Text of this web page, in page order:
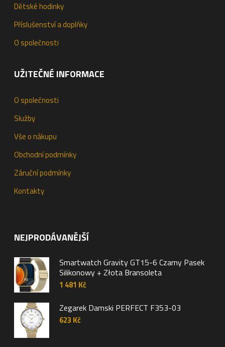
Dětské hodinky
Příslušenství a doplňky
O společnosti
UŽITEČNÉ INFORMACE
O společnosti
Služby
Vše o nákupu
Obchodní podmínky
Záruční podmínky
Kontakty
NEJPRODÁVANĚJŠÍ
Smartwatch Gravity GT15-6 Czarny Pasek
Silikonowy + Złota Bransoleta
1 481 Kč
Zegarek Damski PERFECT F353-03
623 Kč